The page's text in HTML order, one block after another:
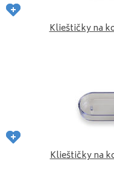
Klieštičky na
Klieštičky na